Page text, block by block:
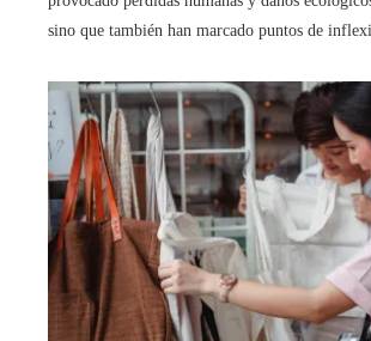
sino que también han marcado puntos de